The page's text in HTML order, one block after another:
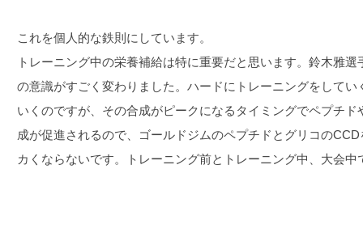
これを個人的な鉄則にしています。
トレーニング中の栄養補給は特に重要だと思います。鈴木雅
の意識がすごく変わりました。ハードにトレーニングをして
いくのですが、その合成がピークになるタイミングでペプチ
成が促進されるので、ゴールドジムのペプチドとグリコの
カくならないです。トレーニング前とトレーニング中、大会中